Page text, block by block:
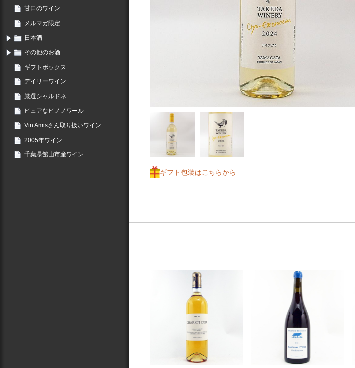
甘口のワイン
メルマガ限定
日本酒
その他のお酒
ギフトボックス
デイリーワイン
厳選シャルドネ
ピュアなピノノワール
Vin Amisさん取り扱いワイン
2005年ワイン
千葉県館山市産ワイン
ギフト包装はこちらから